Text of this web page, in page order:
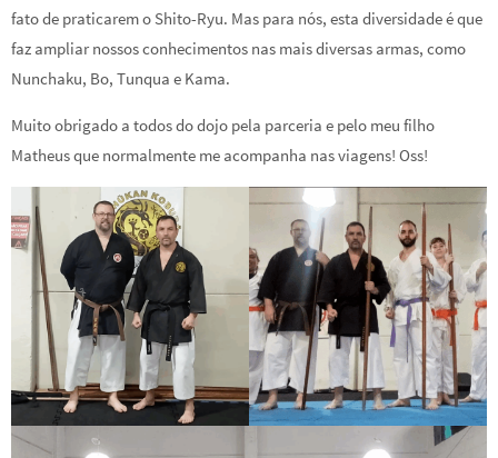
fato de praticarem o Shito-Ryu. Mas para nós, esta diversidade é que
faz ampliar nossos conhecimentos nas mais diversas armas, como
Nunchaku, Bo, Tunqua e Kama.
Muito obrigado a todos do dojo pela parceria e pelo meu filho
Matheus que normalmente me acompanha nas viagens! Oss!